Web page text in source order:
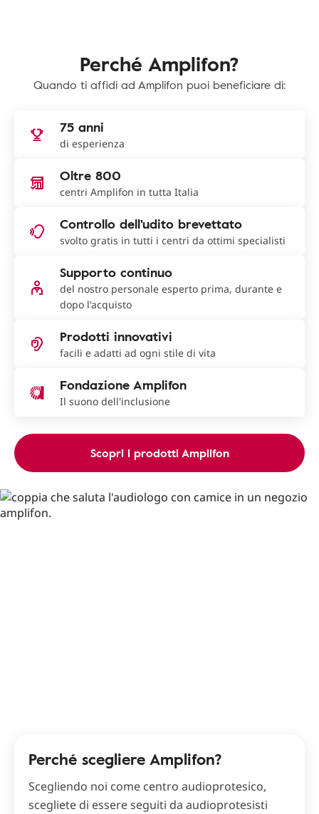
Perché Amplifon?
Quando ti affidi ad Amplifon puoi beneficiare di:
75 anni
di esperienza
Oltre 800
centri Amplifon in tutta Italia
Controllo dell'udito brevettato
svolto gratis in tutti i centri da ottimi specialisti
Supporto continuo
del nostro personale esperto prima, durante e
dopo l'acquisto
Prodotti innovativi
facili e adatti ad ogni stile di vita
Fondazione Amplifon
Il suono dell'inclusione
Scopri i prodotti Amplifon
Perché scegliere Amplifon?
Scegliendo noi come centro audioprotesico,
scegliete di essere seguiti da audioprotesisti